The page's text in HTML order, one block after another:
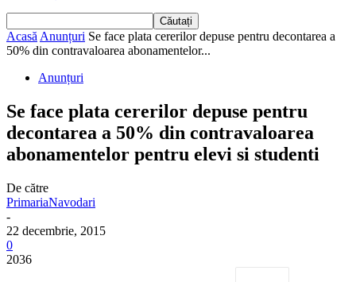
Acasă Anunțuri Se face plata cererilor depuse pentru decontarea a
50% din contravaloarea abonamentelor...
Anunțuri
Se face plata cererilor depuse pentru
decontarea a 50% din contravaloarea
abonamentelor pentru elevi si studenti
De către
PrimariaNavodari
-
22 decembrie, 2015
0
2036